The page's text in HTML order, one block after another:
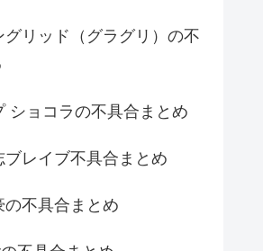
グリッド（グラグリ）の不
ショコラの不具合まとめ
ブレイブ不具合まとめ
の不具合まとめ